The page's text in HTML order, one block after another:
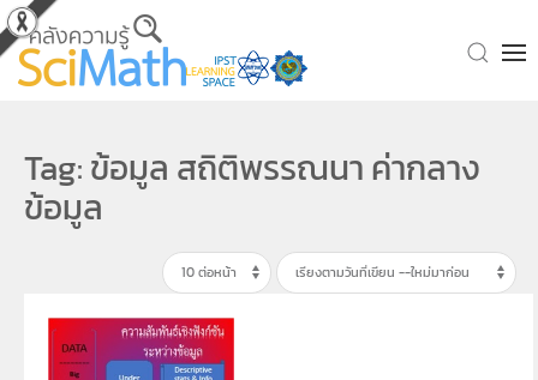
Skip to main content
Tag: ข้อมูล สถิติพรรณนา ค่ากลาง
ข้อมูล